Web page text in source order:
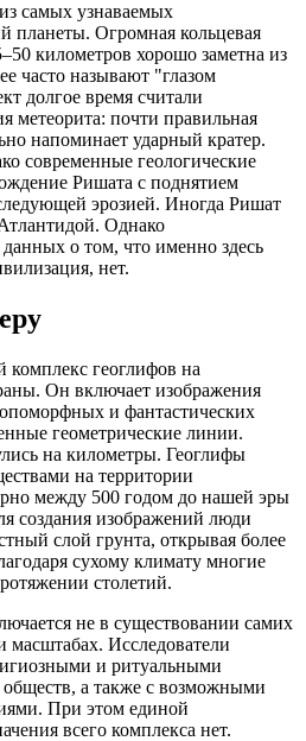
самых узнаваемых
планеты. Огромная кольцевая
километров хорошо заметна из
часто называют "глазом
долгое время считали
метеорита: почти правильная
напоминает ударный кратер.
современные геологические
Ришата с поднятием
эрозией. Иногда Ришат
Однако
о том, что именно здесь
нет.
геоглифов на
Он включает изображения
и фантастических
геометрические линии.
на километры. Геоглифы
на территории
между 500 годом до нашей эры
создания изображений люди
слой грунта, открывая более
сухому климату многие
столетий.
не в существовании самих
масштабах. Исследователи
и ритуальными
а также с возможными
При этом единой
всего комплекса нет.